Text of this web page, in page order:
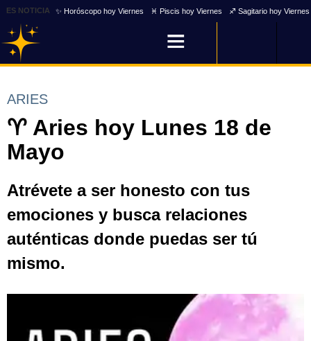
ES NOTICIA ✨ Horóscopo hoy Viernes ♓ Piscis hoy Viernes ♐ Sagitario hoy Viernes
ARIES
♈ Aries hoy Lunes 18 de
Mayo
Atrévete a ser honesto con tus
emociones y busca relaciones
auténticas donde puedas ser tú
mismo.